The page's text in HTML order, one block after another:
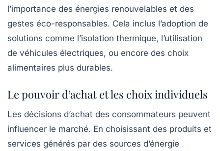
l’importance des énergies renouvelables et des
gestes éco-responsables. Cela inclus l’adoption de
solutions comme l’isolation thermique, l’utilisation
de véhicules électriques, ou encore des choix
alimentaires plus durables.
Le pouvoir d’achat et les choix individuels
Les décisions d’achat des consommateurs peuvent
influencer le marché. En choisissant des produits et
services générés par des sources d’énergie